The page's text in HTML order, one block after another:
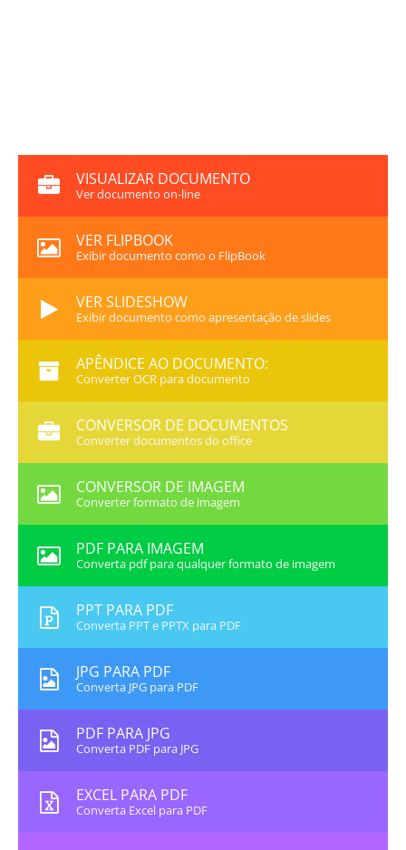
VISUALIZAR DOCUMENTO
Ver documento on-line
VER FLIPBOOK
Exibir documento como o FlipBook
VER SLIDESHOW
Exibir documento como apresentação de slides
APÊNDICE AO DOCUMENTO:
Converter OCR para documento
CONVERSOR DE DOCUMENTOS
Converter documentos do office
CONVERSOR DE IMAGEM
Converter formato de imagem
PDF PARA IMAGEM
Converta pdf para qualquer formato de imagem
PPT PARA PDF
Converta PPT e PPTX para PDF
JPG PARA PDF
Converta JPG para PDF
PDF PARA JPG
Converta PDF para JPG
EXCEL PARA PDF
Converta Excel para PDF